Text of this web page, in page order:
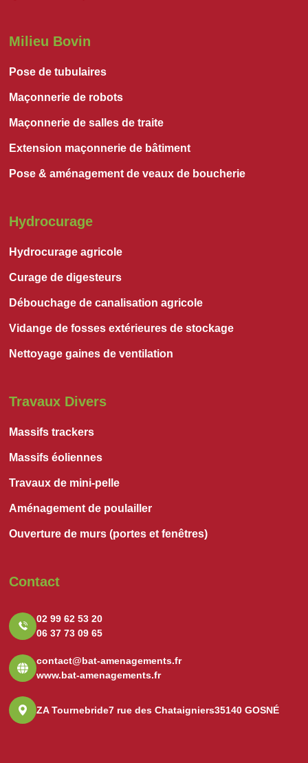
Milieu Bovin
Pose de tubulaires
Maçonnerie de robots
Maçonnerie de salles de traite
Extension maçonnerie de bâtiment
Pose & aménagement de veaux de boucherie
Hydrocurage
Hydrocurage agricole
Curage de digesteurs
Débouchage de canalisation agricole
Vidange de fosses extérieures de stockage
Nettoyage gaines de ventilation
Travaux Divers
Massifs trackers
Massifs éoliennes
Travaux de mini-pelle
Aménagement de poulailler
Ouverture de murs (portes et fenêtres)
Contact
02 99 62 53 20
06 37 73 09 65
contact@bat-amenagements.fr
www.bat-amenagements.fr
ZA Tournebride7 rue des Chataigniers35140 GOSNÉ